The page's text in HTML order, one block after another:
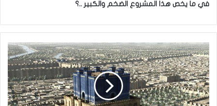
في ما يخص هذا المشروع الضخم والكبير ..؟
انفجار
عبوة
ناسفة
للتحالف
الدولي
بالعراق